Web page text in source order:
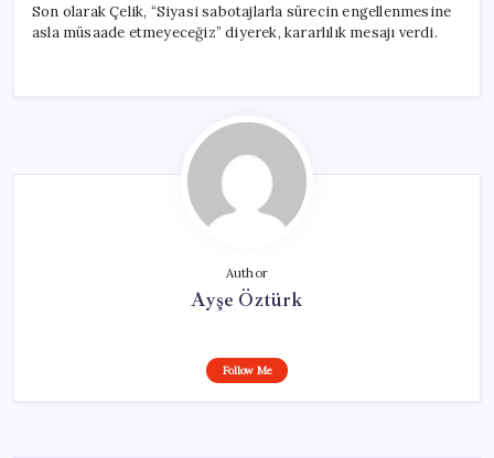
Son olarak Çelik, “Siyasi sabotajlarla sürecin engellenmesine
asla müsaade etmeyeceğiz” diyerek, kararlılık mesajı verdi.
Author
Ayşe Öztürk
Follow Me